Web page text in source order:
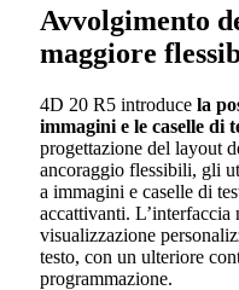
Avvolgimento
maggiore
4D 20 R5 introduce la
immagini e le caselle di
progettazione del layout
ancoraggio flessibili, gli
a immagini e caselle di
accattivanti.
visualizzazione
testo, con un ulteriore
programmazione.